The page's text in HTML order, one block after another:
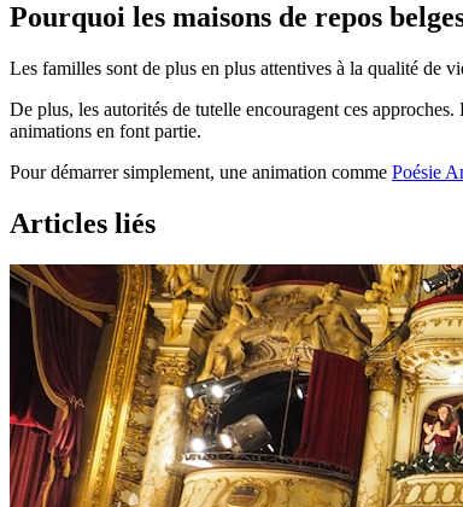
Pourquoi les maisons de repos
Les familles sont de plus en plus attentives à la qualité de
De plus, les autorités de tutelle encouragent ces
animations en font partie.
Pour démarrer simplement, une animation comme Poésie
Articles liés